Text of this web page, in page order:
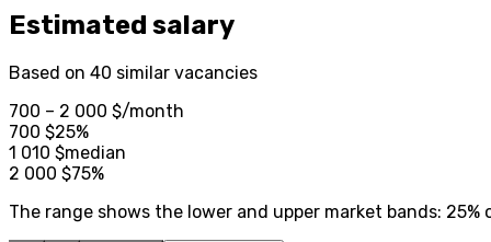
Estimated salary
Based on 40 similar vacancies
700 – 2 000 $/month
700 $25%
1 010 $median
2 000 $75%
The range shows the lower and upper market bands: